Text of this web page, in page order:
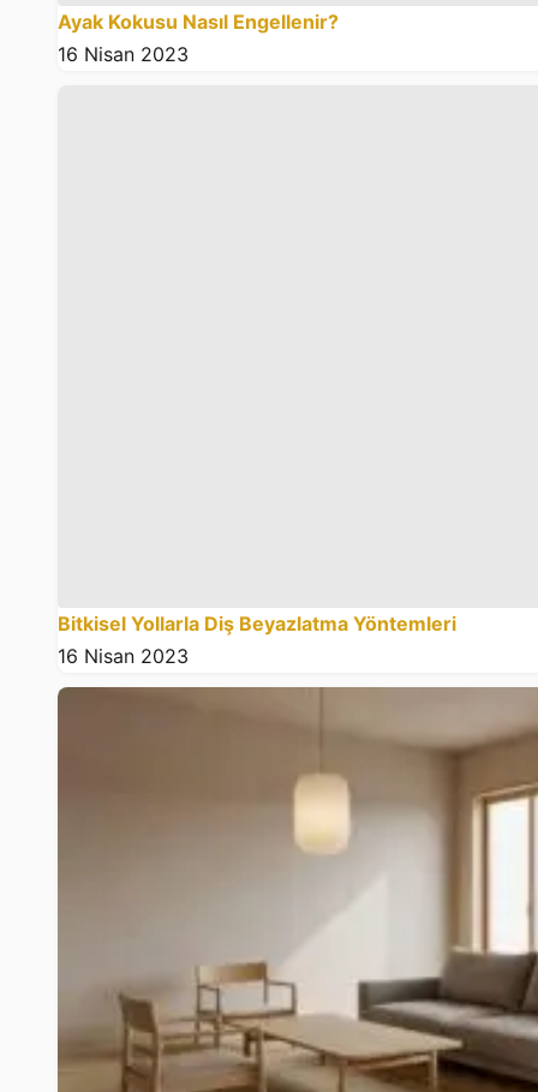
Ayak Kokusu Nasıl Engellenir?
16 Nisan 2023
Bitkisel Yollarla Diş Beyazlatma Yöntemleri
16 Nisan 2023